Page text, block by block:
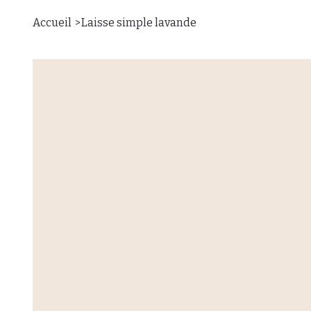
Accueil >Laisse simple lavande